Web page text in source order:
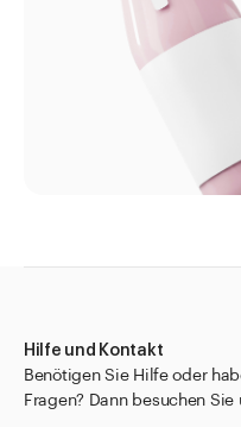
Hilfe und Kontakt
Benötigen Sie Hilfe oder
Fragen? Dann besuchen Sie